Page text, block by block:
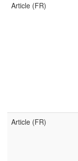
Article (FR)
Article (FR)